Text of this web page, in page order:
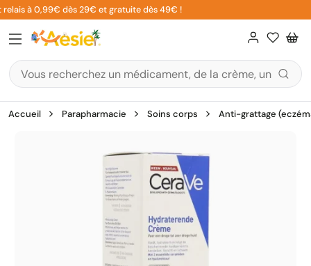
Aller
au
contenu
à 0,99€ dès 29€ et gratuite dès 49€ !
Accueil Parapharmacie Soins corps Anti-grattage